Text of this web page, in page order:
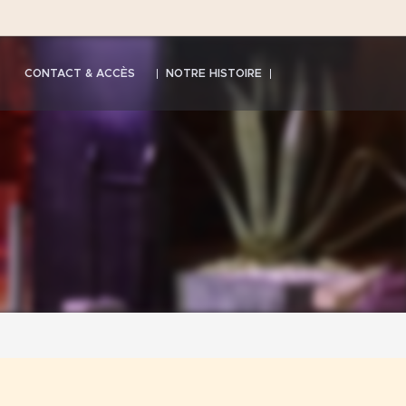
CONTACT & ACCÈS NOTRE HISTOIRE